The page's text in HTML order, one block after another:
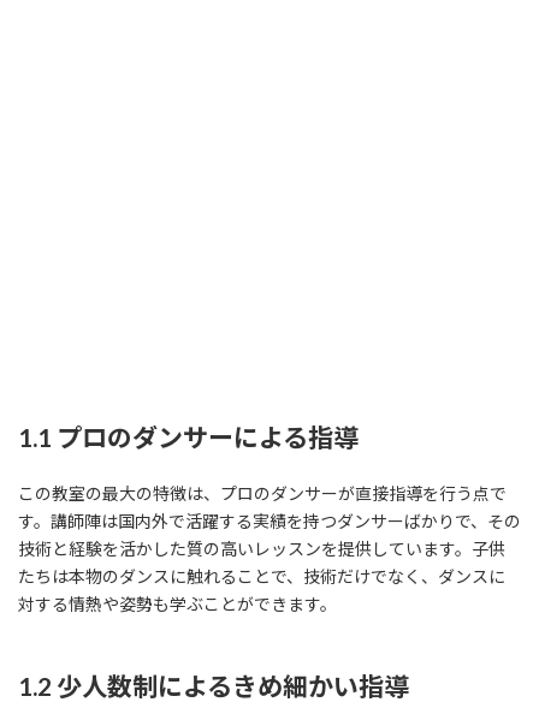
1.1 プロのダンサーによる指導
この教室の最大の特徴は、プロのダンサーが直接指導を行う点で
す。講師陣は国内外で活躍する実績を持つダンサーばかりで、その
技術と経験を活かした質の高いレッスンを提供しています。子供
たちは本物のダンスに触れることで、技術だけでなく、ダンスに
対する情熱や姿勢も学ぶことができます。
1.2 少人数制によるきめ細かい指導